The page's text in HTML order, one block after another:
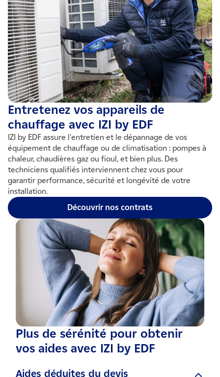
Entretenez vos appareils de
chauffage avec IZI by EDF
IZI by EDF assure l'entretien et le dépannage de vos
équipement de chauffage ou de climatisation : pompes à
chaleur, chaudières gaz ou fioul, et bien plus. Des
techniciens qualifiés interviennent chez vous pour
garantir performance, sécurité et longévité de votre
installation.
Découvrir nos contrats
Plus de sérénité pour obtenir
vos aides avec IZI by EDF
Aides déduites du devis